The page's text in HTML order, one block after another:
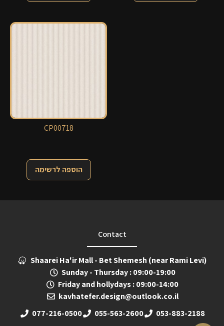
CP00718
הוספה לרשימה
Contact
Shaarei Ha'ir Mall - Bet Shemesh (near Rami Levi)
Sunday - Thursday : 09:00-19:00
Friday and hollydays : 09:00-14:00
kavhatefer.design@outlook.co.il
077-216-0500
055-563-2600 053-883-2188